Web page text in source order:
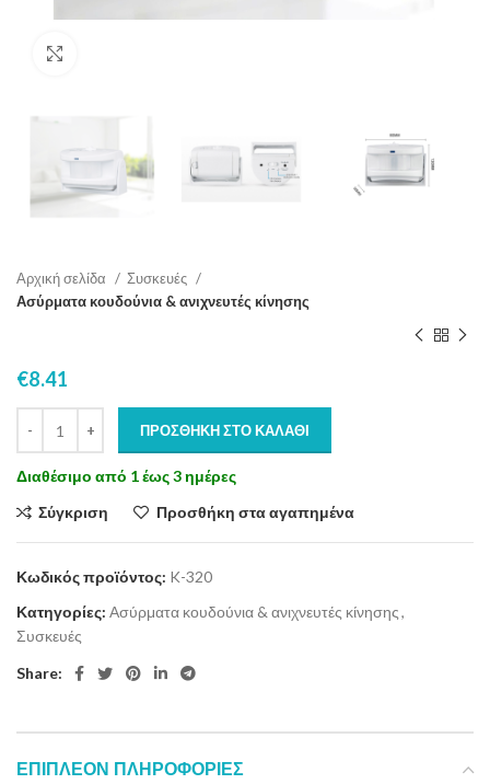
Αρχική σελίδα
Συσκευές
Ασύρματα κουδούνια & ανιχνευτές κίνησης
€8.41
ΠΡΟΣΘΉΚΗ ΣΤΟ ΚΑΛΆΘΙ
Διαθέσιμο από 1 έως 3 ημέρες
Σύγκριση
Προσθήκη στα αγαπημένα
Κωδικός προϊόντος: K-320
Κατηγορίες: Ασύρματα κουδούνια & ανιχνευτές κίνησης,
Συσκευές
Share:
ΕΠΙΠΛΈΟΝ ΠΛΗΡΟΦΟΡΊΕΣ